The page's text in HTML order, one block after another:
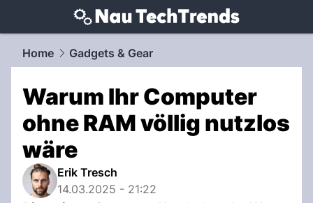
techtrends.NAU.ch
Home Gadgets & Gear
Warum Ihr Computer
ohne RAM völlig nutzlos
wäre
Erik Tresch
14.03.2025 - 21:22